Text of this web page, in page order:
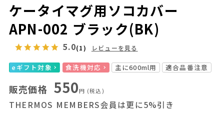
ケータイマグ用ソコカバー
APN-002 ブラック(BK)
5.0(1) レビューを見る
eギフト対象 食洗機対応 主に600ml用 適合品番注意
販売価格 550円 (税込)
THERMOS MEMBERS会員は更に5%引き